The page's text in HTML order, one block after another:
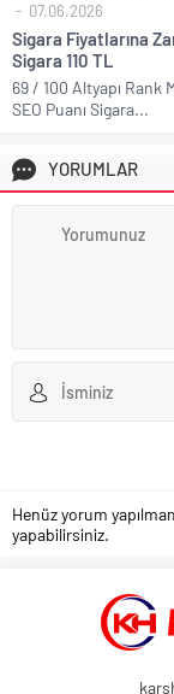
07.06.2026
Sigara Fiyatlarına
Sigara 110 TL
69 / 100 Altyapı Rank
SEO Puanı Sigara...
YORUMLAR
Henüz yorum
yapabilirsiniz.